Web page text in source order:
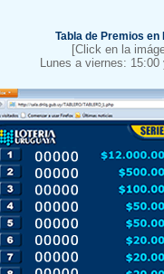
Tabla de Premios
[Click en la
Lunes a viernes: